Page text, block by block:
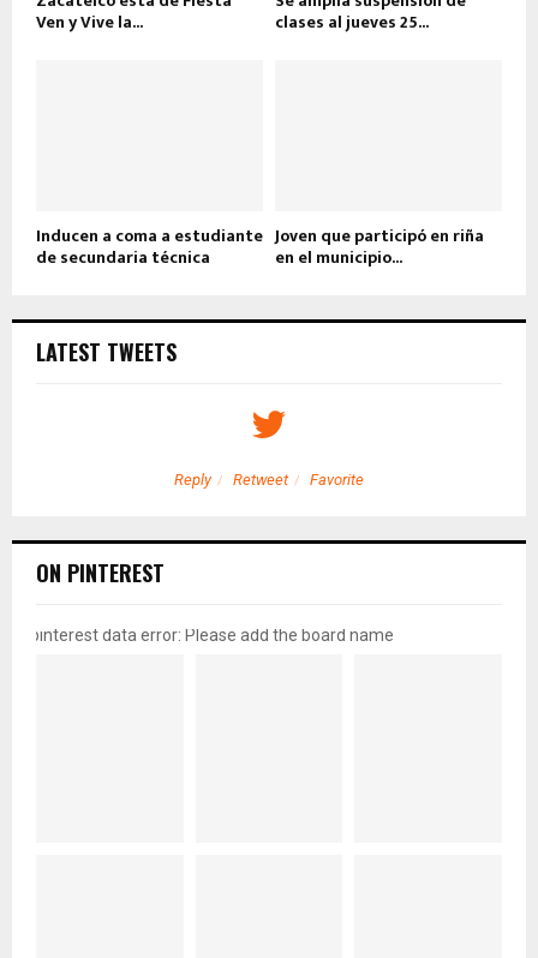
Ven y Vive la... clases al jueves 25...
Inducen a coma a estudiante
de secundaria técnica
Joven que participó en riña
en el municipio...
LATEST TWEETS
Reply Retweet Favorite
ON PINTEREST
pinterest data error: Please add the board name